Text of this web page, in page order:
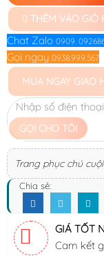
THÊM VÀO GIỎ
Chat Zalo 0909.
Gọi ngay 0938.999.567
MUA NGAY GIAO
GỌI CHO TÔI
Trang phục chú
Chia sẻ:
GIÁ TỐT
Cam kết